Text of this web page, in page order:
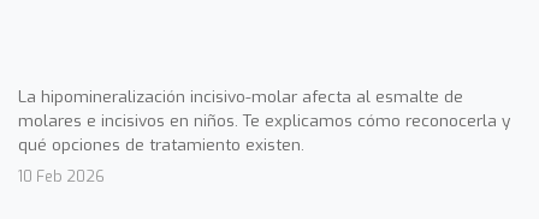
La hipomineralización incisivo-molar afecta al esmalte de
molares e incisivos en niños. Te explicamos cómo reconocerla y
qué opciones de tratamiento existen.
10 Feb 2026